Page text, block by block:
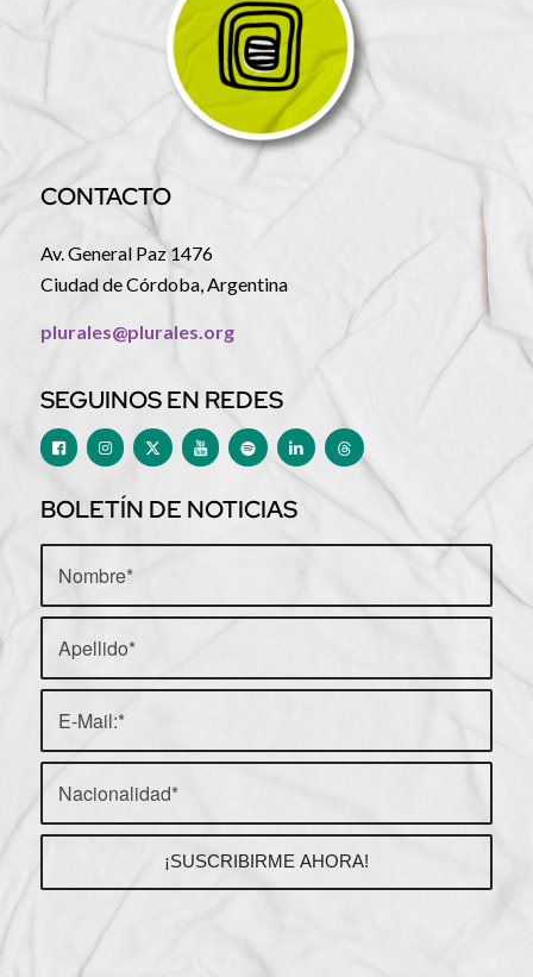
CONTACTO
Av. General Paz 1476
Ciudad de Córdoba, Argentina
plurales@plurales.org
SEGUINOS EN REDES
BOLETÍN DE NOTICIAS